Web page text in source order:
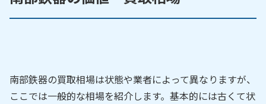
南部鉄器の買取相場は状態や業者によって異なりますが、
ここでは一般的な相場を紹介します。基本的には古くて状